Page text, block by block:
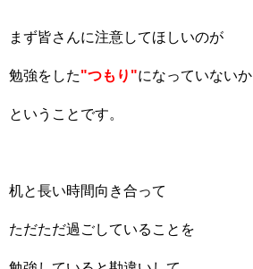
まず皆さんに注意してほしいのが
勉強をした"つもり"になっていないか
ということです。
机と長い時間向き合って
ただただ過ごしていることを